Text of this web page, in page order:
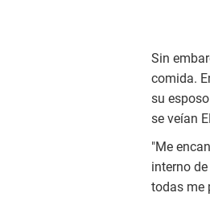
Sin
comida.
su
se veían
"Me
interno
todas me